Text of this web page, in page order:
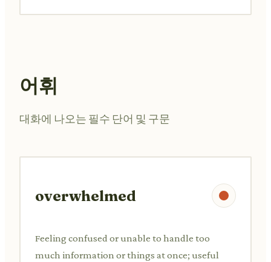
어휘
대화에 나오는 필수 단어 및 구문
overwhelmed
Feeling confused or unable to handle too
much information or things at once; useful